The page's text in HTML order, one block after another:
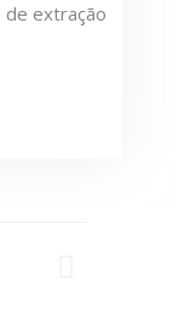
de extração